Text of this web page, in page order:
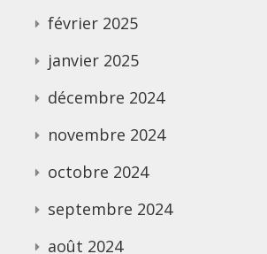
février 2025
janvier 2025
décembre 2024
novembre 2024
octobre 2024
septembre 2024
août 2024